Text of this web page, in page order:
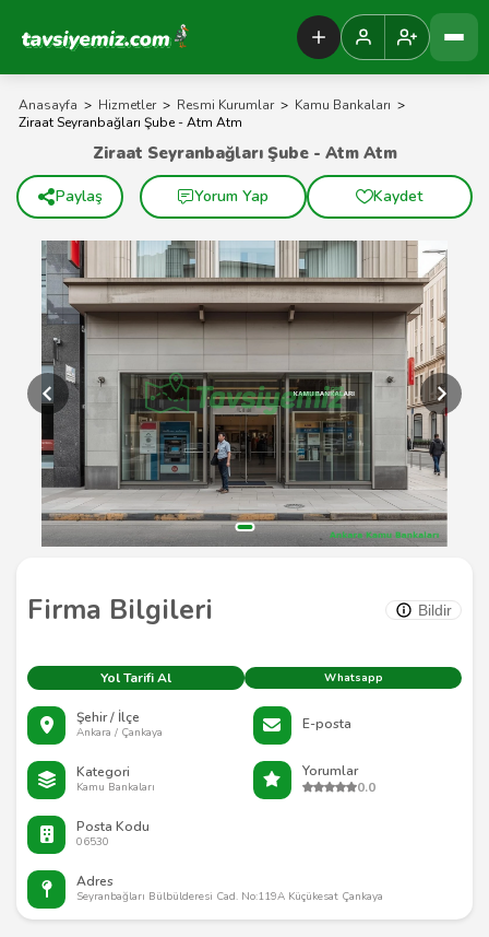
Tavsiyemiz Anasayfa
Anasayfa > Hizmetler > Resmi Kurumlar > Kamu Bankaları >
Ziraat Seyranbağları Şube - Atm Atm
Firma Bilgileri Bildir
Yol Tarifi Al Whatsapp
Şehir / İlçe
Ankara / Çankaya E-posta
Kategori
Kamu Bankaları
Yorumlar
0.0
Posta Kodu
06530
Adres
Seyranbağları Bülbülderesi Cad. No:119A Küçükesat Çankaya
Ziraat Seyranbağları Şube - Atm Atm
Paylaş Yorum Yap Kaydet